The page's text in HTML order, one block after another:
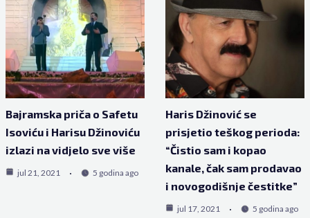
Bajramska priča o Safetu
Isoviću i Harisu Džinoviću
izlazi na vidjelo sve više
jul 21, 2021 5 godina ago
Haris Džinović se
prisjetio teškog perioda:
“Čistio sam i kopao
kanale, čak sam prodavao
i novogodišnje čestitke”
jul 17, 2021 5 godina ago